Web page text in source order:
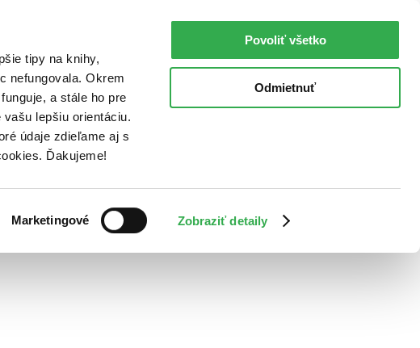
tipy na knihy,
nefungovala. Okrem
a stále ho pre
lepšiu orientáciu.
údaje zdieľame aj s
Ďakujeme!
Marketingové Zobraziť detaily
Povoliť všetko
Odmietnuť